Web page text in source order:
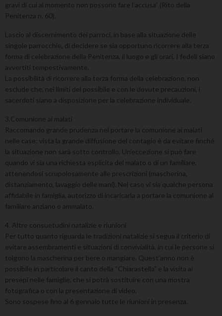
gravi di cui al momento non possono fare l’accusa” (Rito della
Penitenza n. 60).
Lascio al discernimento dei parroci, in base alla situazione delle
singole parrocchie, di decidere se sia opportuno ricorrere alla terza
forma di celebrazione della Penitenza, il luogo e gli orari. I fedeli siano
avvertiti tempestivamente.
La possibilità di ricorrere alla terza forma della celebrazione, non
esclude che, nei limiti del possibile e con le dovute precauzioni, i
sacerdoti siano a disposizione per la celebrazione individuale.
3.Comunione ai malati
Raccomando grande prudenza nel portare la comunione ai malati
nelle case: vista la grande diffusione del contagio è da evitare finché
la situazione non sarà sotto controllo. Un’eccezione si può fare
quando vi sia una richiesta esplicita del malato o di un familiare,
attenendosi scrupolosamente alle prescrizioni (mascherina,
distanziamento, lavaggio delle mani). Nel caso vi sia qualche persona
affidabile in famiglia, autorizzo di incaricarla a portare la comunione al
familiare anziano o ammalato.
4. Altre consuetudini natalizie e riunioni
Per tutto quanto riguarda le tradizioni natalizie si segua il criterio di
evitare assembramenti e situazioni di convivialità, in cui le persone si
tolgono la mascherina per bere o mangiare. Quest’anno non è
possibile in particolare il canto della “Chiarastella” e la visita ai
presepi nelle famiglie, che si potrà sostituire con una mostra
fotografica o con la presentazione di video.
Sono sospese fino al 6 gennaio tutte le riunioni in presenza.